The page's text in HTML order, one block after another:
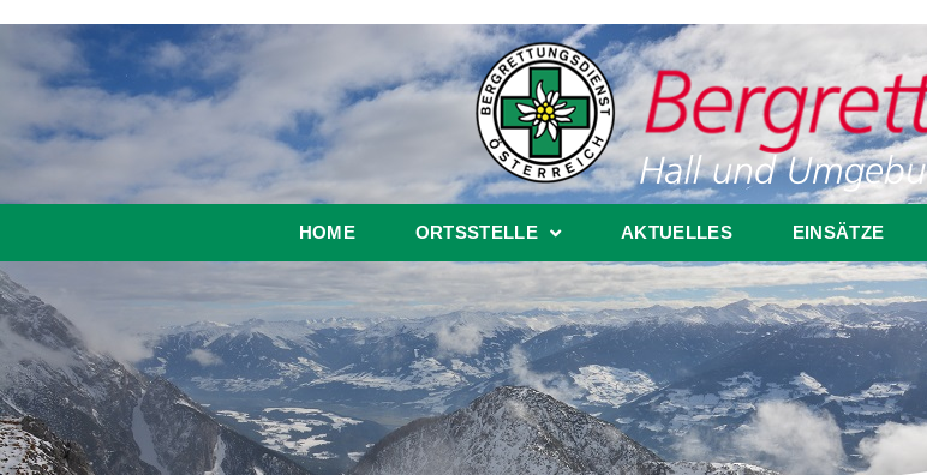
HOME ORTSSTELLE AKTUELLES EINSÄTZE